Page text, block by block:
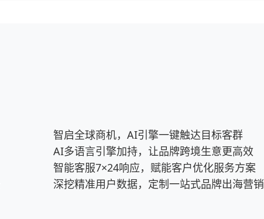
智启全球商机，AI引擎一键触达目标客群
AI多语言引擎加持，让品牌跨境生意更高效
智能客服7×24响应，赋能客户优化服务方案
深挖精准用户数据，定制一站式品牌出海营销